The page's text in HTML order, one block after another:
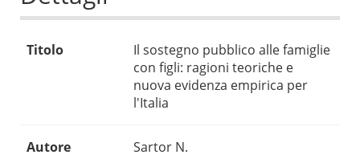
Titolo
Il sostegno pubblico alle famiglie
con figli: ragioni teoriche e
nuova evidenza empirica per
l'Italia
Autore Sartor N.